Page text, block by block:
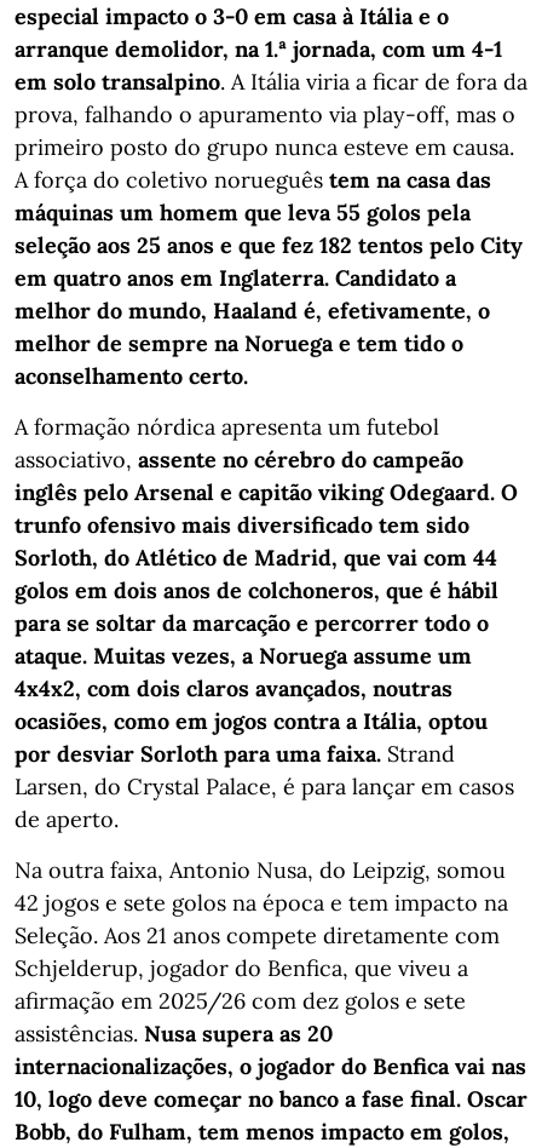
especial impacto o 3-0 em casa à Itália e o
arranque demolidor, na 1.ª jornada, com um 4-1
em solo transalpino. A Itália viria a ficar de fora da
prova, falhando o apuramento via play-off, mas o
primeiro posto do grupo nunca esteve em causa.
A força do coletivo norueguês tem na casa das
máquinas um homem que leva 55 golos pela
seleção aos 25 anos e que fez 182 tentos pelo City
em quatro anos em Inglaterra. Candidato a
melhor do mundo, Haaland é, efetivamente, o
melhor de sempre na Noruega e tem tido o
aconselhamento certo.
A formação nórdica apresenta um futebol
associativo, assente no cérebro do campeão
inglês pelo Arsenal e capitão viking Odegaard. O
trunfo ofensivo mais diversificado tem sido
Sorloth, do Atlético de Madrid, que vai com 44
golos em dois anos de colchoneros, que é hábil
para se soltar da marcação e percorrer todo o
ataque. Muitas vezes, a Noruega assume um
4x4x2, com dois claros avançados, noutras
ocasiões, como em jogos contra a Itália, optou
por desviar Sorloth para uma faixa. Strand
Larsen, do Crystal Palace, é para lançar em casos
de aperto.
Na outra faixa, Antonio Nusa, do Leipzig, somou
42 jogos e sete golos na época e tem impacto na
Seleção. Aos 21 anos compete diretamente com
Schjelderup, jogador do Benfica, que viveu a
afirmação em 2025/26 com dez golos e sete
assistências. Nusa supera as 20
internacionalizações, o jogador do Benfica vai nas
10, logo deve começar no banco a fase final. Oscar
Bobb, do Fulham, tem menos impacto em golos,